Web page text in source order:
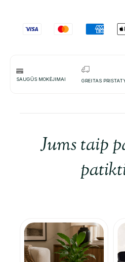
SAUGŪS MOKĖJIMAI GREITAS
Jums taip